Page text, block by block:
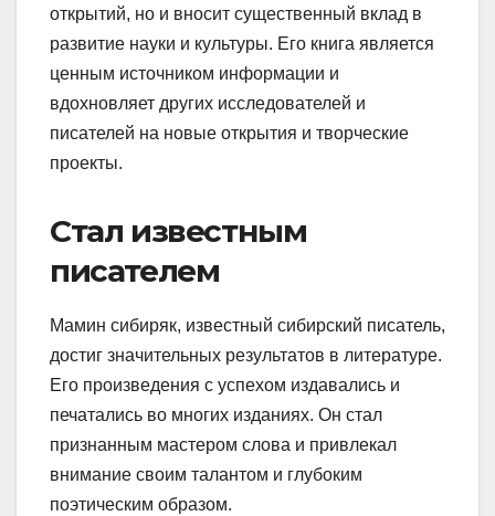
открытий, но и вносит существенный вклад в
развитие науки и культуры. Его книга является
ценным источником информации и
вдохновляет других исследователей и
писателей на новые открытия и творческие
проекты.
Стал известным
писателем
Мамин сибиряк, известный сибирский писатель,
достиг значительных результатов в литературе.
Его произведения с успехом издавались и
печатались во многих изданиях. Он стал
признанным мастером слова и привлекал
внимание своим талантом и глубоким
поэтическим образом.